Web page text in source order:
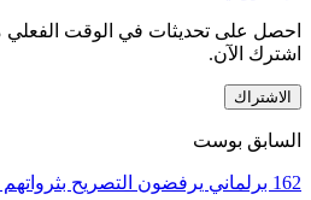
احصل على تحديثات في الوقت
اشترك الآن.
الاشتراك
السابق بوست
162 برلماني يرفضون التصريح بثرواتهم للمجلس الأعلى للحسابات